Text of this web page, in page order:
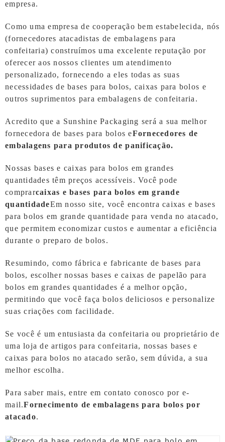
empresa.
Como uma empresa de cooperação bem estabelecida, nós
(fornecedores atacadistas de embalagens para
confeitaria) construímos uma excelente reputação por
oferecer aos nossos clientes um atendimento
personalizado, fornecendo a eles todas as suas
necessidades de bases para bolos, caixas para bolos e
outros suprimentos para embalagens de confeitaria.
Acredito que a Sunshine Packaging será a sua melhor
fornecedora de bases para bolos eFornecedores de
embalagens para produtos de panificação.
Nossas bases e caixas para bolos em grandes
quantidades têm preços acessíveis. Você pode
comprarcaixas e bases para bolos em grande
quantidadeEm nosso site, você encontra caixas e bases
para bolos em grande quantidade para venda no atacado,
que permitem economizar custos e aumentar a eficiência
durante o preparo de bolos.
Resumindo, como fábrica e fabricante de bases para
bolos, escolher nossas bases e caixas de papelão para
bolos em grandes quantidades é a melhor opção,
permitindo que você faça bolos deliciosos e personalize
suas criações com facilidade.
Se você é um entusiasta da confeitaria ou proprietário de
uma loja de artigos para confeitaria, nossas bases e
caixas para bolos no atacado serão, sem dúvida, a sua
melhor escolha.
Para saber mais, entre em contato conosco por e-
mail.Fornecimento de embalagens para bolos por
atacado.